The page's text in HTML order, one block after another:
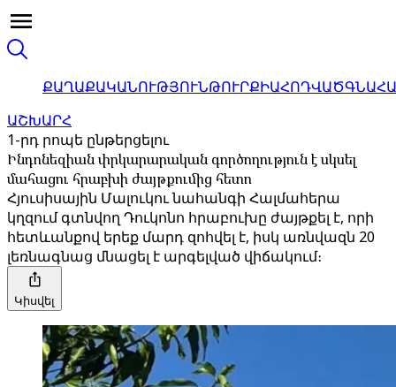
ՔԱՂԱՔԱԿԱՆՈՒԹՅՈՒՆԹՈՒՐՔԻԱՀՈԴՎԱԾ
ԱՇԽԱՐՀ
1-րդ րոպե ընթերցելու
Ինդոնեզիան փրկարարական գործողություն է սկսել
մահացու հրաբխի ժայթքումից հետո
Հյուսիսային Մալուկու նահանգի Հալմահերա
կղզում գտնվող Դուկոնո հրաբուխը ժայթքել է, որի
հետևանքով երեք մարդ զոհվել է, իսկ առնվազն 20
լեռնագնաց մնացել է արգելված վիճակում։
Կիսվել